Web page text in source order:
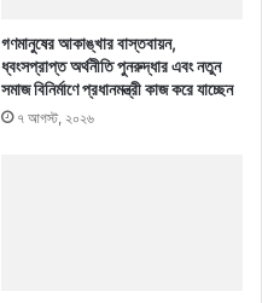
গণমানুষের আকাঙ্খার বাস্তবায়ন,
ধ্বংসপ্রাপ্ত অর্থনীতি পুনরুদ্ধার এবং নতুন
সমাজ বিনির্মাণে প্রধানমন্ত্রী কাজ করে যাচ্ছেন
৭ আগস্ট, ২০২৬